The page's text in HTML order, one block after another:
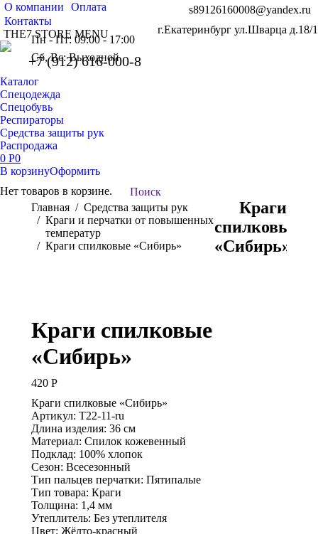
О компании
Оплата
Контакты
THE7 STORE MENU
s89126160008@yandex.ru
г.Екатеринбург ул.Шварца д.18/1
Пн - Пт: 09:00 - 17:00
Сб, Вс: Выходной
+7 (912) 616-000-8
Каталог
Спецодежда
Спецобувь
Респираторы
Средства защиты рук
Распродажа
0 Р0
В корзинуОформить
Нет товаров в корзине.
Поиск:
Поиск
Вы здесь:
Главная
Средства защиты рук
Краги и перчатки от повышенных
температур
Краги спилковые «Сибирь»
Краги
спилковые
«Сибирь»
Краги спилковые
«Сибирь»
420 Р
Краги спилковые «Сибирь»
Артикул: Т22-11-ru
Длина изделия: 36 см
Материал: Спилок кожевенный
Подклад: 100% хлопок
Сезон: Всесезонный
Тип пальцев перчатки: Пятипалые
Тип товара: Краги
Толщина: 1,4 мм
Утеплитель: Без утеплителя
Цвет: Жёлто-красный